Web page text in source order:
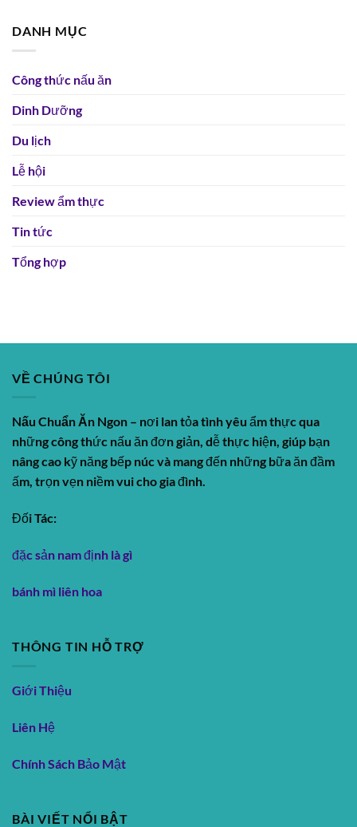
DANH MỤC
Công thức nấu ăn
Dinh Dưỡng
Du lịch
Lễ hội
Review ẩm thực
Tin tức
Tổng hợp
VỀ CHÚNG TÔI
Nấu Chuẩn Ăn Ngon – nơi lan tỏa tình yêu ẩm thực qua
những công thức nấu ăn đơn giản, dễ thực hiện, giúp bạn
nâng cao kỹ năng bếp núc và mang đến những bữa ăn đầm
ấm, trọn vẹn niềm vui cho gia đình.
Đối Tác:
đặc sản nam định là gì
bánh mì liên hoa
THÔNG TIN HỖ TRỢ
Giới Thiệu
Liên Hệ
Chính Sách Bảo Mật
BÀI VIẾT NỔI BẬT